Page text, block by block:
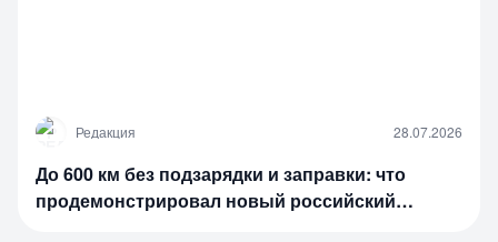
Р Редакция 28.07.2026
До 600 км без подзарядки и заправки: что
продемонстрировал новый российский